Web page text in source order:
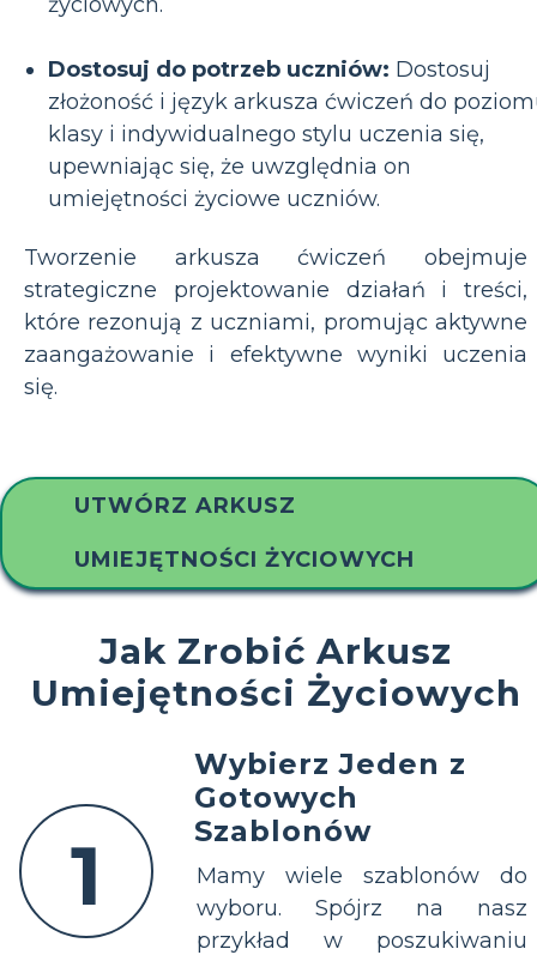
Dostosuj do potrzeb uczniów: Dostosuj
złożoność i język arkusza ćwiczeń do
klasy i indywidualnego stylu uczenia się,
upewniając się, że uwzględnia on
umiejętności życiowe uczniów.
Tworzenie arkusza ćwiczeń obejmuje
strategiczne projektowanie działań i treści,
które rezonują z uczniami, promując aktywne
zaangażowanie i efektywne wyniki uczenia
się.
UTWÓRZ ARKUSZ
UMIEJĘTNOŚCI ŻYCIOWYCH
Jak Zrobić Arkusz
Umiejętności Życiowych
1
Wybierz Jeden z
Gotowych
Szablonów
Mamy wiele szablonów do
wyboru. Spójrz na nasz
przykład w poszukiwaniu